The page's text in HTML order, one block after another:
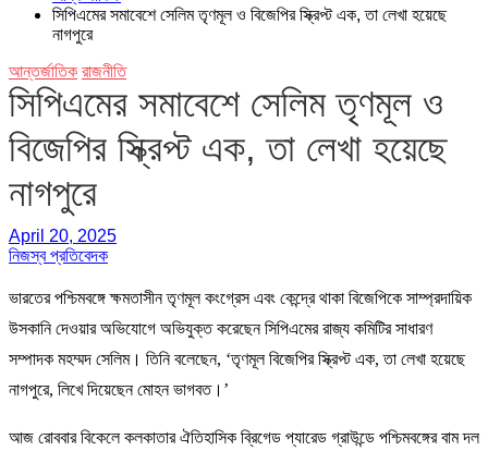
সিপিএমের সমাবেশে সেলিম তৃণমূল ও বিজেপির স্ক্রিপ্ট এক, তা লেখা হয়েছে
নাগপুরে
আন্তর্জাতিক রাজনীতি
সিপিএমের সমাবেশে সেলিম তৃণমূল ও
বিজেপির স্ক্রিপ্ট এক, তা লেখা হয়েছে
নাগপুরে
April 20, 2025
নিজস্ব প্রতিবেদক
ভারতের পশ্চিমবঙ্গে ক্ষমতাসীন তৃণমূল কংগ্রেস এবং কেন্দ্রে থাকা বিজেপিকে সাম্প্রদায়িক
উসকানি দেওয়ার অভিযোগে অভিযুক্ত করেছেন সিপিএমের রাজ্য কমিটির সাধারণ
সম্পাদক মহম্মদ সেলিম। তিনি বলেছেন, ‘তৃণমূল বিজেপির স্ক্রিপ্ট এক, তা লেখা হয়েছে
নাগপুরে, লিখে দিয়েছেন মোহন ভাগবত।’
আজ রোববার বিকেলে কলকাতার ঐতিহাসিক ব্রিগেড প্যারেড গ্রাউন্ডে পশ্চিমবঙ্গের বাম দল